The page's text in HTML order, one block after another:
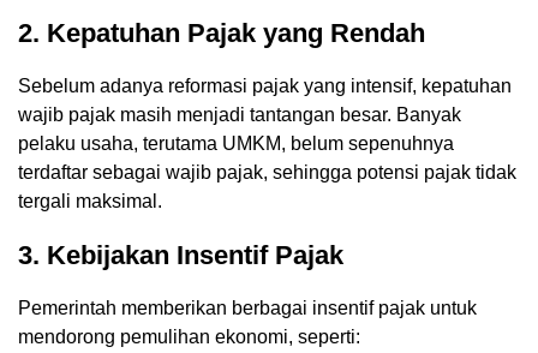
2. Kepatuhan Pajak yang Rendah
Sebelum adanya reformasi pajak yang intensif, kepatuhan
wajib pajak masih menjadi tantangan besar. Banyak
pelaku usaha, terutama UMKM, belum sepenuhnya
terdaftar sebagai wajib pajak, sehingga potensi pajak tidak
tergali maksimal.
3. Kebijakan Insentif Pajak
Pemerintah memberikan berbagai insentif pajak untuk
mendorong pemulihan ekonomi, seperti: